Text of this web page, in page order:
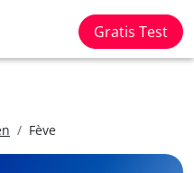
Gratis Test
Fève